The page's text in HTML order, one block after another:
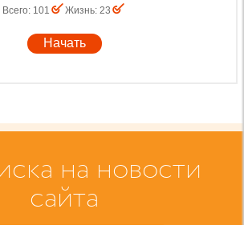
Всего: 101 Жизнь: 23
Начать
на новости
сайта